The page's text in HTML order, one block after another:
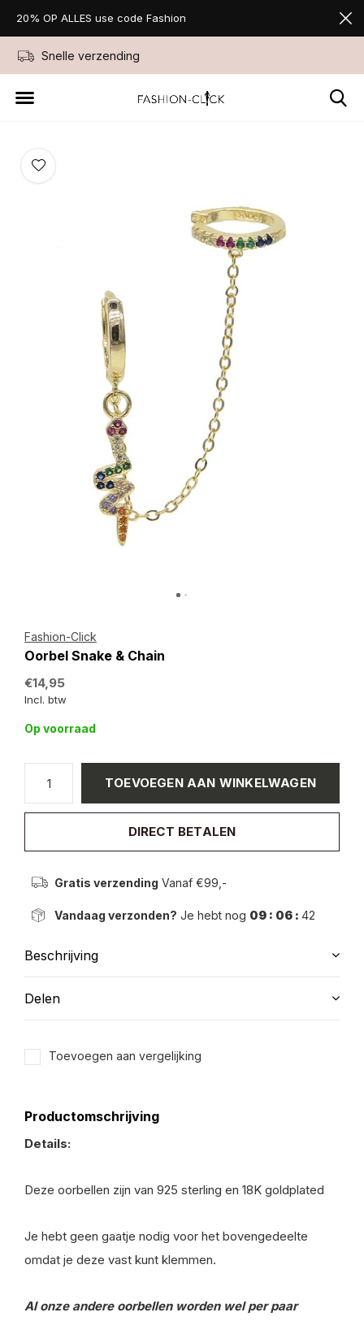
Snelle verzending
20% OP ALLES use code Fashion
Fashion-Click
Oorbel Snake & Chain
€14,95
Incl. btw
Op voorraad
TOEVOEGEN AAN WINKELWAGEN
DIRECT BETALEN
Gratis verzending Vanaf €99,-
Vandaag verzonden? Je hebt nog 09 : 06 : 42
Beschrijving
Delen
Toevoegen aan vergelijking
Productomschrijving
Details:
Deze oorbellen zijn van 925 sterling en 18K goldplated
Je hebt geen gaatje nodig voor het bovengedeelte
omdat je deze vast kunt klemmen.
Al onze andere oorbellen worden wel per paar